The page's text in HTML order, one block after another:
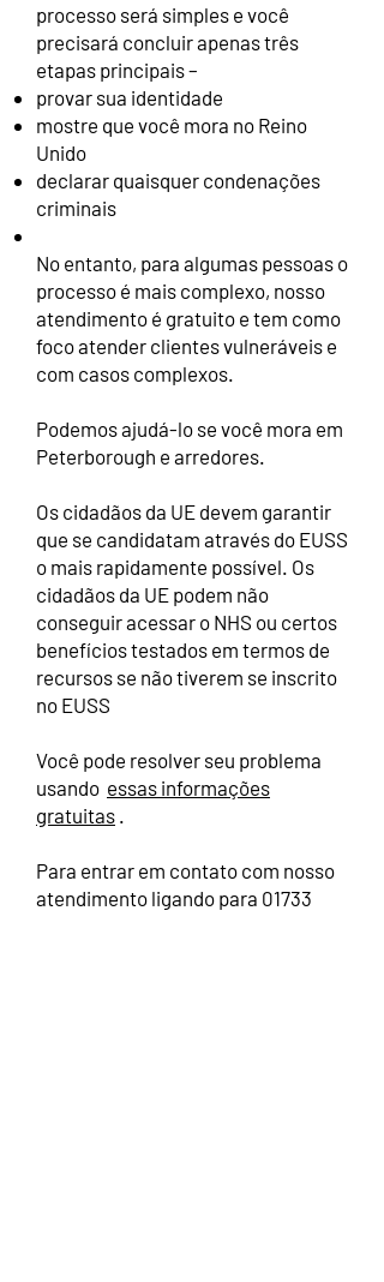
processo será simples e você
precisará concluir apenas três
etapas principais –
provar sua identidade
mostre que você mora no Reino
Unido
declarar quaisquer condenações
criminais
No entanto, para algumas pessoas o
processo é mais complexo, nosso
atendimento é gratuito e tem como
foco atender clientes vulneráveis e
com casos complexos.
Podemos ajudá-lo se você mora em
Peterborough e arredores.
Os cidadãos da UE devem garantir
que se candidatam através do EUSS
o mais rapidamente possível. Os
cidadãos da UE podem não
conseguir acessar o NHS ou certos
benefícios testados em termos de
recursos se não tiverem se inscrito
no EUSS
Você pode resolver seu problema
usando essas informações
gratuitas .
Para entrar em contato com nosso
atendimento ligando para 01733